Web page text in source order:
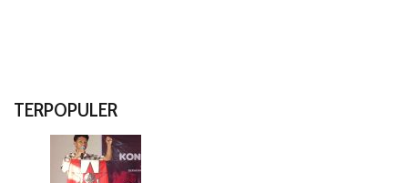
TERPOPULER